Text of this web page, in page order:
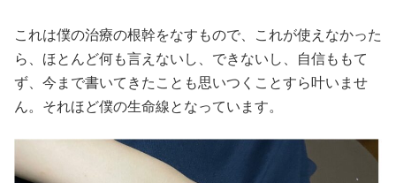
これは僕の治療の根幹をなすもので、これが使えなかった
ら、ほとんど何も言えないし、できないし、自信ももて
ず、今まで書いてきたことも思いつくことすら叶いませ
ん。それほど僕の生命線となっています。